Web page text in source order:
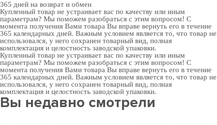
365 дней на возврат и обмен
Купленный товар не устраивает вас по качеству или иным
параметрам? Мы поможем разобраться с этим вопросом! С
момента получения Вами товара Вы вправе вернуть его в течение
365 календарных дней. Важным условием является то, что товар не
использовался, у него сохранен товарный вид, полная
комплектация и целостность заводской упаковки.
Купленный товар не устраивает вас по качеству или иным
параметрам? Мы поможем разобраться с этим вопросом! С
момента получения Вами товара Вы вправе вернуть его в течение
365 календарных дней. Важным условием является то, что товар не
использовался, у него сохранен товарный вид, полная
комплектация и целостность заводской упаковки.
Вы недавно смотрели